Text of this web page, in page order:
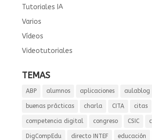
Tutoriales IA
Varios
Vídeos
Videotutoriales
TEMAS
ABP alumnos aplicaciones aulablog
buenas prácticas charla CITA citas
competencia digital congreso CSIC
DigCompEdu directo INTEF educación